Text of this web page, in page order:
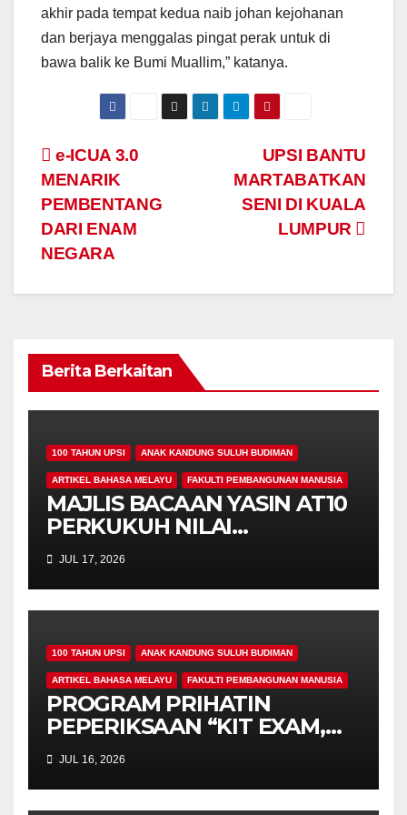
akhir pada tempat kedua naib johan kejohanan
dan berjaya menggalas pingat perak untuk di
bawa balik ke Bumi Muallim,” katanya.
Navigasi
kiriman
UPSI BANTU
MARTABATKAN
SENI DI KUALA
LUMPUR
e-ICUA 3.0
MENARIK
PEMBENTANG
DARI ENAM
NEGARA
Berita Berkaitan
100 TAHUN UPSI ANAK KANDUNG SULUH BUDIMAN
ARTIKEL BAHASA MELAYU FAKULTI PEMBANGUNAN MANUSIA
MAJLIS BACAAN YASIN AT10
PERKUKUH NILAI
KEROHANIAN,
KEPRIHATINAN DAN
UKHUWAH MAHASISWA
PROGRAM PENDIDIKAN
KHAS
JUL 17, 2026
100 TAHUN UPSI ANAK KANDUNG SULUH BUDIMAN
ARTIKEL BAHASA MELAYU FAKULTI PEMBANGUNAN MANUSIA
PROGRAM PRIHATIN
PEPERIKSAAN “KIT EXAM,
MISI 4.00” SUNTIK
SEMANGAT DAN
KEPRIHATINAN BUAT
JUL 16, 2026